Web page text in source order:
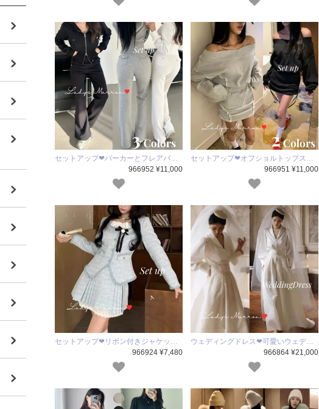
セットアップ❤パーカーとフレアパ…
966952 ¥11,000
セットアップ❤オフショルトップス…
966951 ¥11,000
セットアップ❤リボン付きジャケッ…
966924 ¥7,480
ウェディングドレス❤可愛いウェデ…
966864 ¥21,000